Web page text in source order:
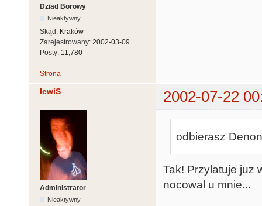
Dziad Borowy
Nieaktywny
Skąd: Kraków
Zarejestrowany: 2002-03-09
Posty: 11,780
Strona
lewiS 2002-07-22
Administrator
Nieaktywny
odbierasz
Tak! Przylatuje juz
nocowal u mnie...